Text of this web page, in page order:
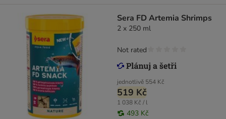
Sera FD Artemia Shrimps
2 x 250 ml
jednotlivě 554 Kč
519 Kč
1 038 Kč / l
493 Kč
Not rated